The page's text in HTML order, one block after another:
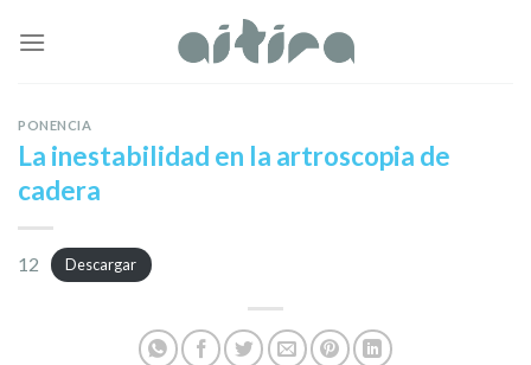
PONENCIA
La inestabilidad en la artroscopia de
cadera
12 Descargar